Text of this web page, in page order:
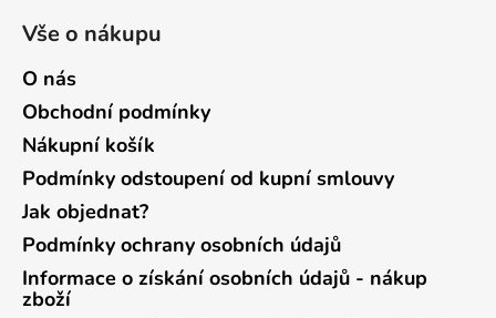
Vše o nákupu
O nás
Obchodní podmínky
Nákupní košík
Podmínky odstoupení od kupní smlouvy
Jak objednat?
Podmínky ochrany osobních údajů
Informace o získání osobních údajů - nákup
zboží